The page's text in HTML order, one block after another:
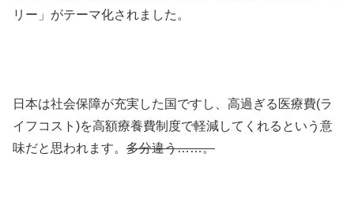
リー」がテーマ化されました。
日本は社会保障が充実した国ですし、高過ぎる医療費(ラ
イフコスト)を高額療養費制度で軽減してくれるという意
味だと思われます。 多分違う……。